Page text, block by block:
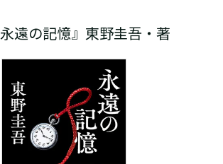
遠の記憶』東野圭吾・著